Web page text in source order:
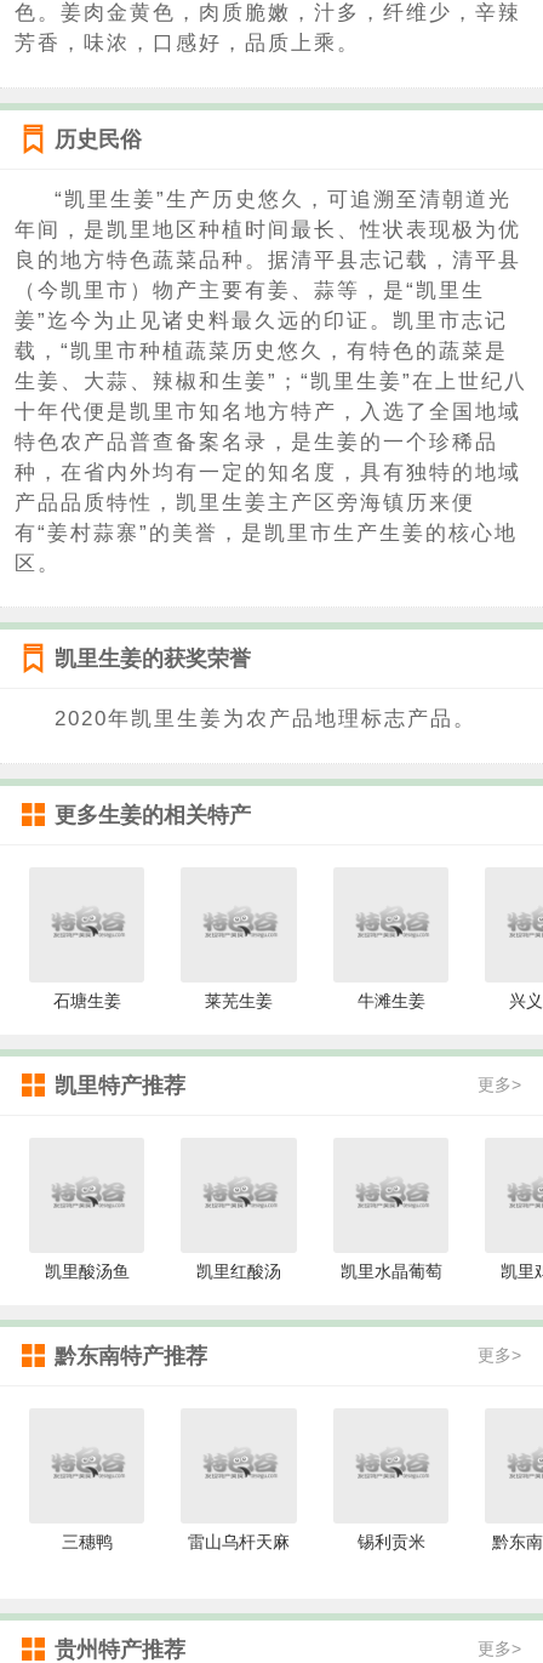
色。姜肉金黄色，肉质脆嫩，汁多，纤维少，辛辣
芳香，味浓，口感好，品质上乘。
历史民俗
“凯里生姜”生产历史悠久，可追溯至清朝道光
年间，是凯里地区种植时间最长、性状表现极为优
良的地方特色蔬菜品种。据清平县志记载，清平县
（今凯里市）物产主要有姜、蒜等，是“凯里生
姜”迄今为止见诸史料最久远的印证。凯里市志记
载，“凯里市种植蔬菜历史悠久，有特色的蔬菜是
生姜、大蒜、辣椒和生姜”；“凯里生姜”在上世纪八
十年代便是凯里市知名地方特产，入选了全国地域
特色农产品普查备案名录，是生姜的一个珍稀品
种，在省内外均有一定的知名度，具有独特的地域
产品品质特性，凯里生姜主产区旁海镇历来便
有“姜村蒜寨”的美誉，是凯里市生产生姜的核心地
区。
凯里生姜的获奖荣誉
2020年凯里生姜为农产品地理标志产品。
更多生姜的相关特产
石塘生姜 莱芜生姜 牛滩生姜 兴
凯里特产推荐 更多>
凯里酸汤鱼 凯里红酸汤 凯里水晶葡萄 凯里
黔东南特产推荐 更多>
三穗鸭 雷山乌杆天麻 锡利贡米 黔东
贵州特产推荐 更多>